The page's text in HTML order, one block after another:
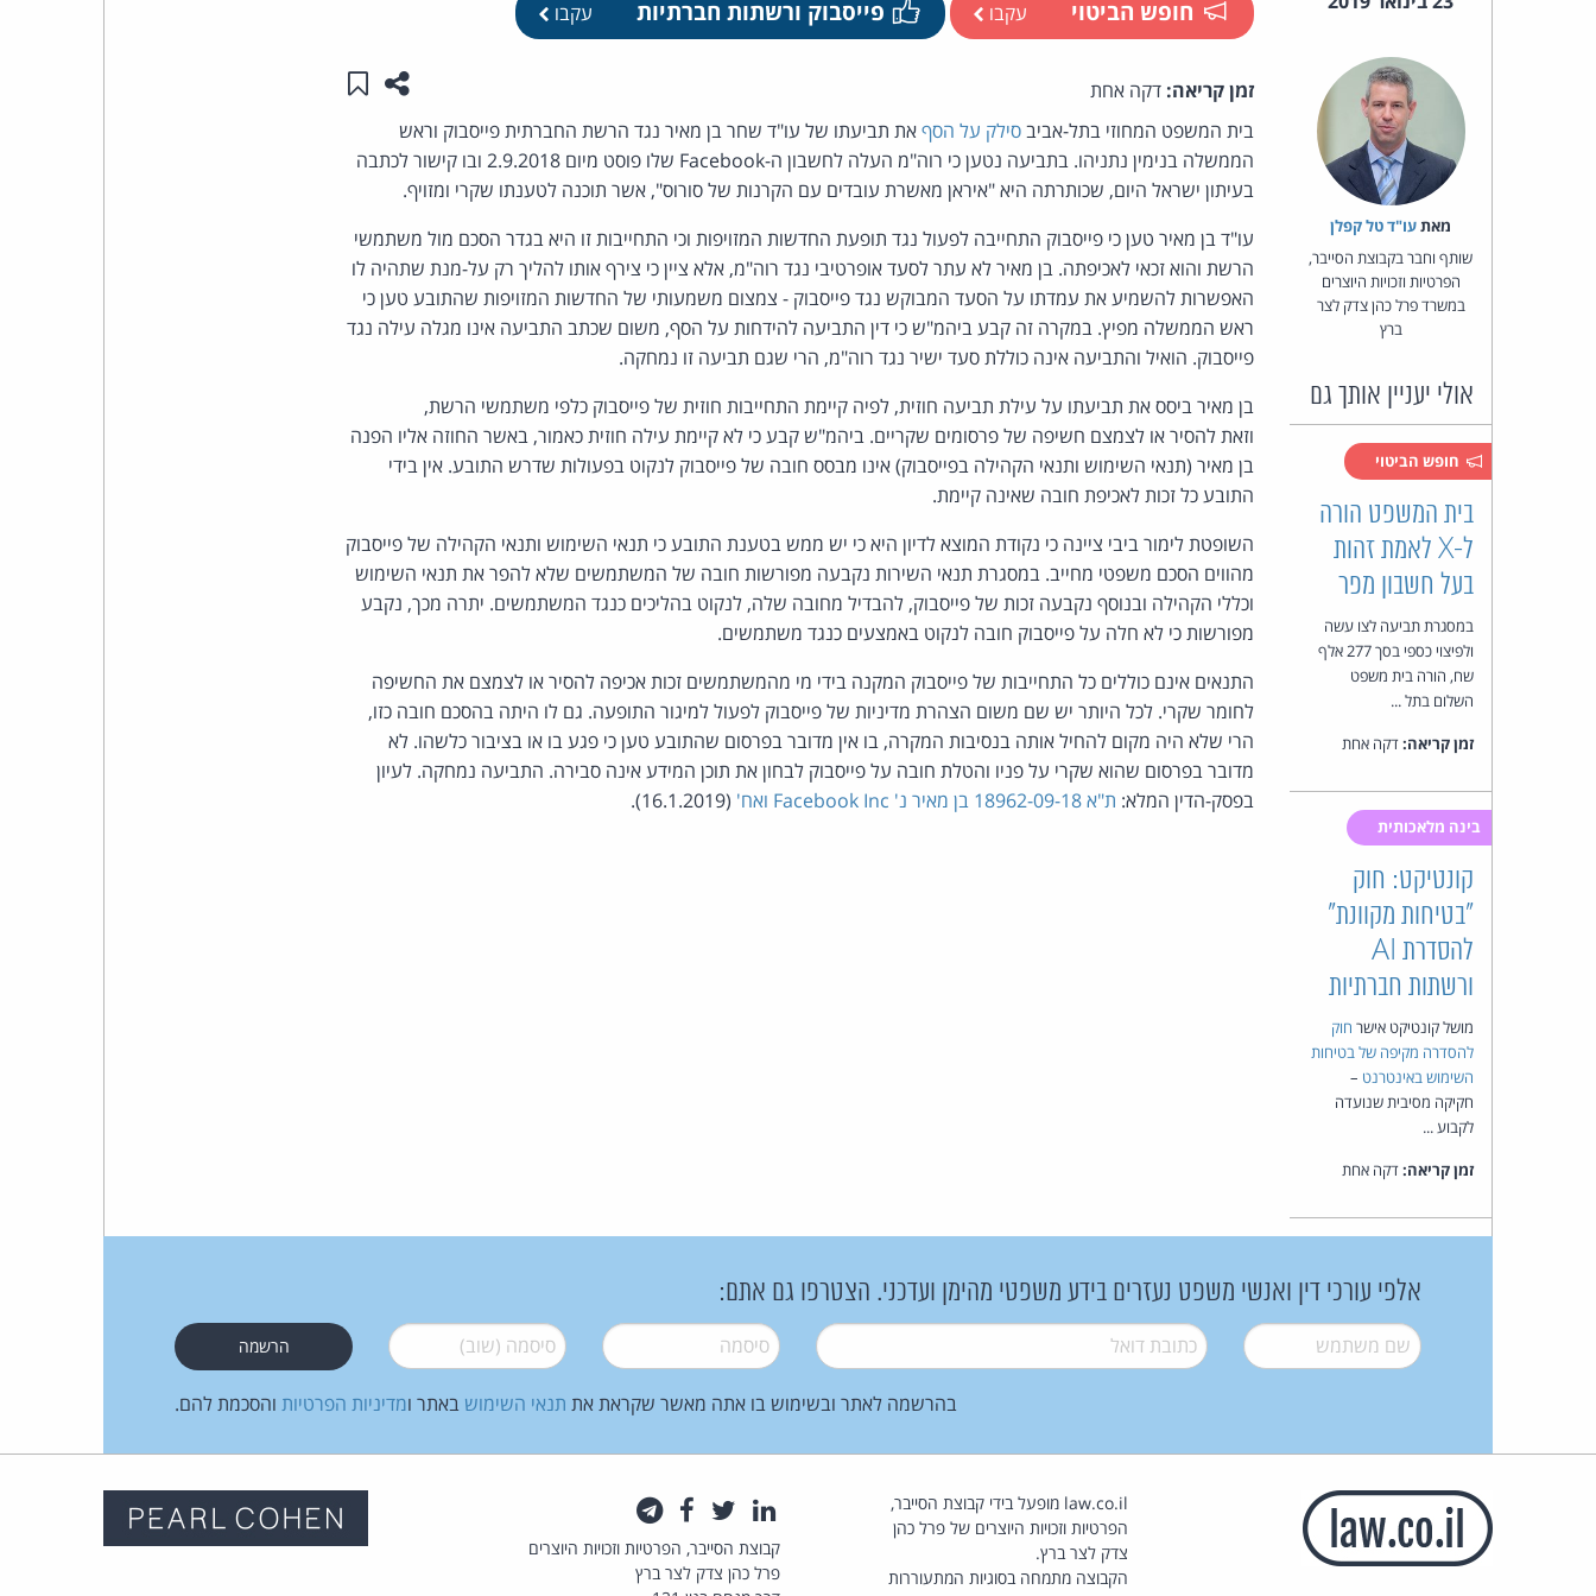
חופש הביטוי עקבו פייסבוק ורשתות חברתיות עקבו
מאת‏עו"ד טל קפלן
שותף וחבר בקבוצת הסייבר,
הפרטיות וזכויות היוצרים
במשרד פרל כהן צדק לצר
ברץ
אולי יעניין אותך גם
חופש הביטוי
בית המשפט הורה
ל-X לאמת זהות
בעל חשבון מפר
במסגרת תביעה לצו עשה
ולפיצוי כספי בסך 277 אלף
שח, הורה בית משפט
השלום בתל ...
זמן קריאה:דקה אחת
בינה מלאכותית
קונטיקט: חוק
"בטיחות מקוונת"
להסדרת AI
ורשתות חברתיות
מושל קונטיקט אישר חוק
להסדרה מקיפה של בטיחות
השימוש באינטרנט –
חקיקה מסיבית שנועדה
לקבוע ...
זמן קריאה:דקה אחת
זמן קריאה: דקה אחת שתפו עמוד זה
שמור ב"תכנים שלי"
בית המשפט המחוזי בתל-אביבסילק על הסףאת תביעתו של עו"ד שחר בן מאיר נגד הרשת החברתית פייסבוק וראש
הממשלה בנימין נתניהו. בתביעה נטען כי רוה"מ העלה לחשבון ה-Facebook שלו פוסט מיום 2.9.2018 ובו קישור לכתבה
בעיתון ישראל היום, שכותרתה היא "איראן מאשרת עובדים עם הקרנות של סורוס", אשר תוכנה לטענתו שקרי ומזויף.
עו"ד בן מאיר טען כי פייסבוק התחייבה לפעול נגד תופעת החדשות המזויפות וכי התחייבות זו היא בגדר הסכם מול משתמשי
הרשת והוא זכאי לאכיפתה. בן מאיר לא עתר לסעד אופרטיבי נגד רוה"מ, אלא ציין כי צירף אותו להליך רק על-מנת שתהיה לו
האפשרות להשמיע את עמדתו על הסעד המבוקש נגד פייסבוק - צמצום משמעותי של החדשות המזויפות שהתובע טען כי
ראש הממשלה מפיץ. במקרה זה קבע ביהמ"ש כי דין התביעה להידחות על הסף, משום שכתב התביעה אינו מגלה עילה נגד
פייסבוק. הואיל והתביעה אינה כוללת סעד ישיר נגד רוה"מ, הרי שגם תביעה זו נמחקה.
בן מאיר ביסס את תביעתו על עילת תביעה חוזית, לפיה קיימת התחייבות חוזית של פייסבוק כלפי משתמשי הרשת,
וזאת להסיר או לצמצם חשיפה של פרסומים שקריים. ביהמ"ש קבע כי לא קיימת עילה חוזית כאמור, באשר החוזה אליו הפנה
בן מאיר (תנאי השימוש ותנאי הקהילה בפייסבוק) אינו מבסס חובה של פייסבוק לנקוט בפעולות שדרש התובע. אין בידי
התובע כל זכות לאכיפת חובה שאינה קיימת.
השופטת לימור ביבי ציינה כי נקודת המוצא לדיון היא כי יש ממש בטענת התובע כי תנאי השימוש ותנאי הקהילה של פייסבוק
מהווים הסכם משפטי מחייב. במסגרת תנאי השירות נקבעה מפורשות חובה של המשתמשים שלא להפר את תנאי השימוש
וכללי הקהילה ובנוסף נקבעה זכות של פייסבוק, להבדיל מחובה שלה, לנקוט בהליכים כנגד המשתמשים. יתרה מכך, נקבע
מפורשות כי לא חלה על פייסבוק חובה לנקוט באמצעים כנגד משתמשים.
התנאים אינם כוללים כל התחייבות של פייסבוק המקנה בידי מי מהמשתמשים זכות אכיפה להסיר או לצמצם את החשיפה
לחומר שקרי. לכל היותר יש שם משום הצהרת מדיניות של פייסבוק לפעול למיגור התופעה. גם לו היתה בהסכם חובה כזו,
הרי שלא היה מקום להחיל אותה בנסיבות המקרה, בו אין מדובר בפרסום שהתובע טען כי פגע בו או בציבור כלשהו. לא
מדובר בפרסום שהוא שקרי על פניו והטלת חובה על פייסבוק לבחון את תוכן המידע אינה סבירה. התביעה נמחקה. לעיון
בפסק-הדין המלא: ת"א 18962-09-18 בן מאיר נ' Facebook Inc ואח' (16.1.2019).
אלפי עורכי דין ואנשי משפט נעזרים בידע משפטי מהימן ועדכני. הצטרפו גם אתם:
שם משתמש* דואל* סיסמה* סיסמה (שוב)*
בהרשמה לאתר ובשימוש בו אתה מאשר שקראת את תנאי השימוש באתר ומדיניות הפרטיות והסכמת להם.
law.co.il מופעל בידי קבוצת הסייבר,
הפרטיות וזכויות היוצרים של פרל כהן
צדק לצר ברץ.
הקבוצה מתמחה בסוגיות המתעוררות
לינקדאין
טוויטרפייסבוק
קבוצת הסייבר, הפרטיות וזכויות היוצרים
פרל כהן צדק לצר ברץ